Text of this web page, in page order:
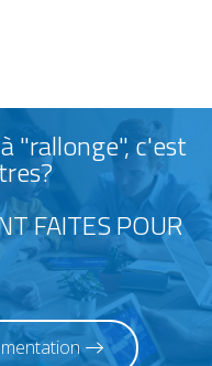
"rallonge", c'est
FAITES POUR